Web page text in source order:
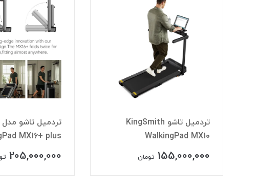
تردمیل تاشو KingSmith
WalkingPad MX10
155,000,000 تومان
MX16+ plus
205,000,000